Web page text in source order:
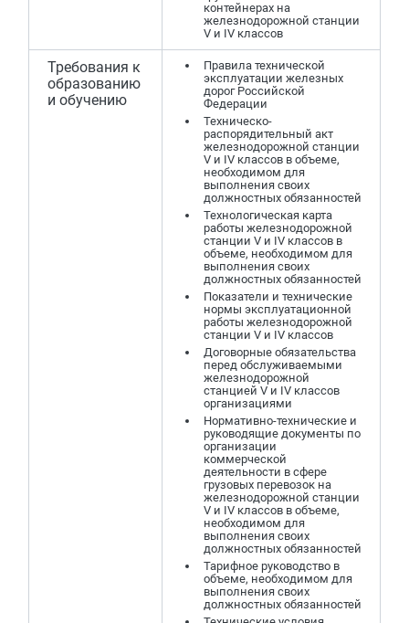
контейнерах на
железнодорожной станции
V и IV классов
Требования к
образованию
и обучению
Правила технической
эксплуатации железных
дорог Российской
Федерации
Техническо-
распорядительный акт
железнодорожной станции
V и IV классов в объеме,
необходимом для
выполнения своих
должностных обязанностей
Технологическая карта
работы железнодорожной
станции V и IV классов в
объеме, необходимом для
выполнения своих
должностных обязанностей
Показатели и технические
нормы эксплуатационной
работы железнодорожной
станции V и IV классов
Договорные обязательства
перед обслуживаемыми
железнодорожной
станцией V и IV классов
организациями
Нормативно-технические и
руководящие документы по
организации
коммерческой
деятельности в сфере
грузовых перевозок на
железнодорожной станции
V и IV классов в объеме,
необходимом для
выполнения своих
должностных обязанностей
Тарифное руководство в
объеме, необходимом для
выполнения своих
должностных обязанностей